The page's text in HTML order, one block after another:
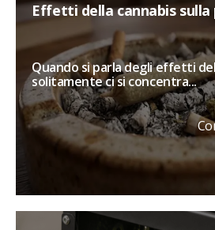
Effetti della cannabis
Quando si parla degli effetti
solitamente ci si concentra...